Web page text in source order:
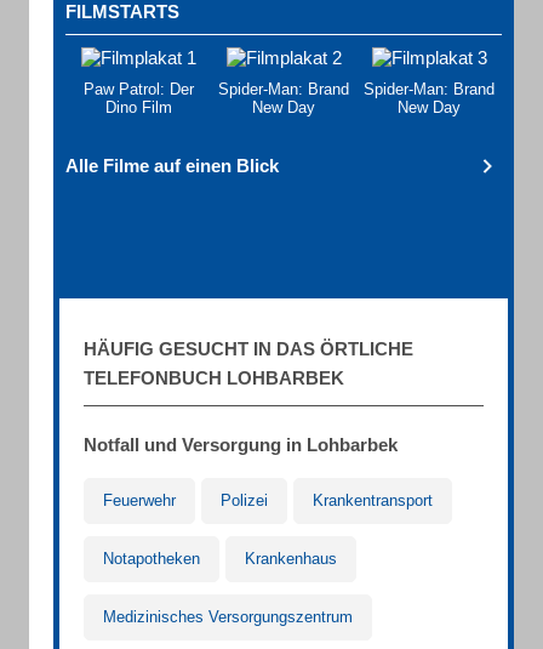
FILMSTARTS
Paw Patrol: Der
Dino Film
Spider-Man: Brand
New Day
Spider-Man: Brand
New Day
Alle Filme auf einen Blick
HÄUFIG GESUCHT IN DAS ÖRTLICHE
TELEFONBUCH LOHBARBEK
Notfall und Versorgung in Lohbarbek
Feuerwehr Polizei Krankentransport
Notapotheken Krankenhaus
Medizinisches Versorgungszentrum